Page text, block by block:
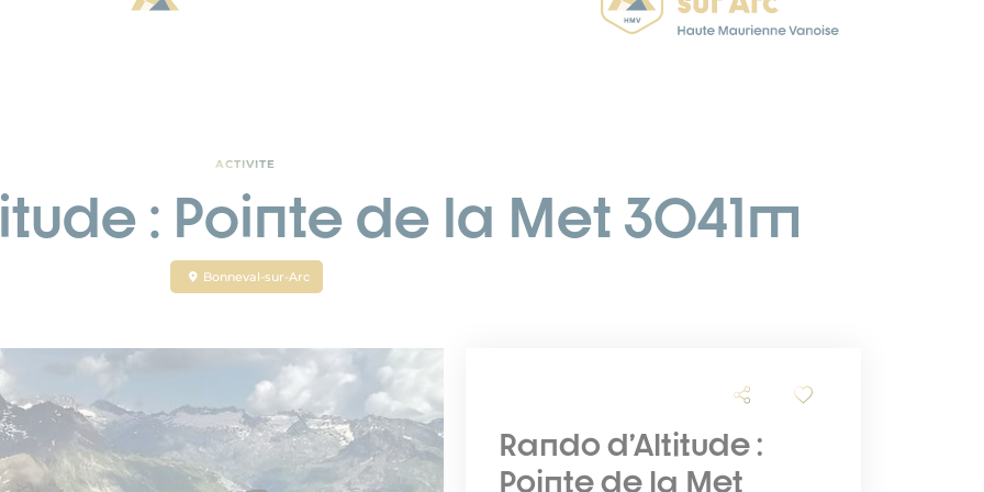
ACTIVITE
: Pointe de la Met 3041m
Bonneval-sur-Arc
Rando d’Altitude :
Pointe de la Met